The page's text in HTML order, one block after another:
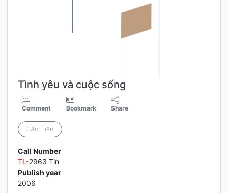
Tình yêu và cuộc sống
Comment Bookmark Share
Cẩm Tiên
Call Number
TL-2963 Tin
Publish year
2006